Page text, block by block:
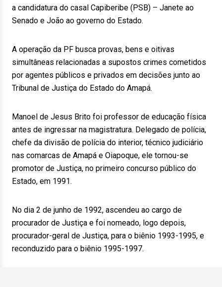
a candidatura do casal Capiberibe (PSB) – Janete ao
Senado e João ao governo do Estado.
A operação da PF busca provas, bens e oitivas
simultâneas relacionadas a supostos crimes cometidos
por agentes públicos e privados em decisões junto ao
Tribunal de Justiça do Estado do Amapá.
Manoel de Jesus Brito foi professor de educação física
antes de ingressar na magistratura. Delegado de polícia,
chefe da divisão de polícia do interior, técnico judiciário
nas comarcas de Amapá e Oiapoque, ele tornou-se
promotor de Justiça, no primeiro concurso público do
Estado, em 1991.
No dia 2 de junho de 1992, ascendeu ao cargo de
procurador de Justiça e foi nomeado, logo depois,
procurador-geral de Justiça, para o biênio 1993-1995, e
reconduzido para o biênio 1995-1997.